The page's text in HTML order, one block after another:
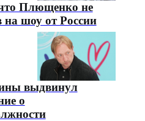
Плющенко не
на шоу от России
выдвинул
о